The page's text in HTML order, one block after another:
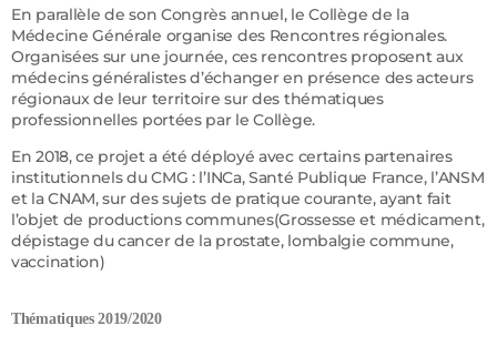
En parallèle de son Congrès annuel, le Collège de la
Médecine Générale organise des Rencontres régionales.
Organisées sur une journée, ces rencontres proposent aux
médecins généralistes d’échanger en présence des acteurs
régionaux de leur territoire sur des thématiques
professionnelles portées par le Collège.
En 2018, ce projet a été déployé avec certains partenaires
institutionnels du CMG : l’INCa, Santé Publique France, l’ANSM
et la CNAM, sur des sujets de pratique courante, ayant fait
l’objet de productions communes(Grossesse et médicament,
dépistage du cancer de la prostate, lombalgie commune,
vaccination)
Thématiques 2019/2020